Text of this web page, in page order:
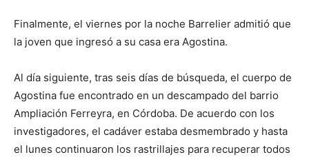
Finalmente, el viernes por la noche Barrelier admitió que
la joven que ingresó a su casa era Agostina.
Al día siguiente, tras seis días de búsqueda, el cuerpo de
Agostina fue encontrado en un descampado del barrio
Ampliación Ferreyra, en Córdoba. De acuerdo con los
investigadores, el cadáver estaba desmembrado y hasta
el lunes continuaron los rastrillajes para recuperar todos